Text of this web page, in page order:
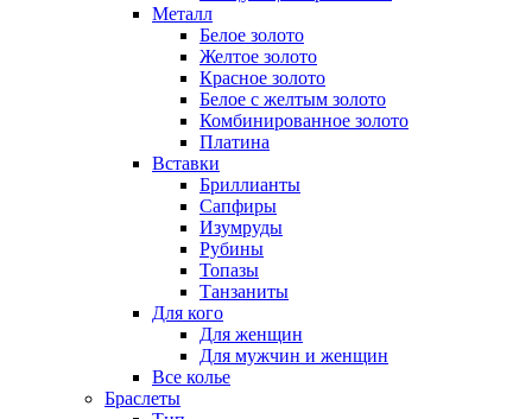
Металл
Белое золото
Желтое золото
Красное золото
Белое с желтым золото
Комбинированное золото
Платина
Вставки
Бриллианты
Сапфиры
Изумруды
Рубины
Топазы
Танзаниты
Для кого
Для женщин
Для мужчин и женщин
Все колье
Браслеты